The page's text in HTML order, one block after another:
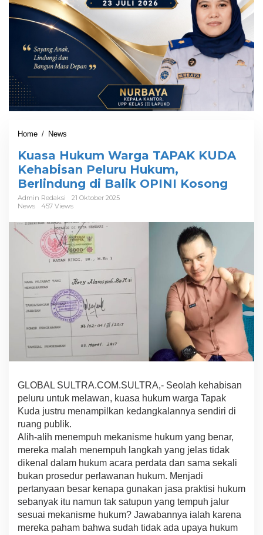
Home / News
a
s
a
H
k
m
W
a
r
g
a
T
A
P
A
K
U
K
e
h
i
s
a
n
P
e
l
u
r
Kuasa Hukum Warga TAPAK KUDA
Kehabisan Peluru Hukum,
Berlindung di Balik OPINI Kosong
Admin Redaksi
21 Oktober 2025
News
457 Views
GLOBAL SULTRA.COM.SULTRA,- Seolah kehabisan
peluru untuk melawan, kuasa hukum warga Tapak
Kuda justru menampilkan kedangkalannya sendiri di
ruang publik.
Alih-alih menempuh mekanisme hukum yang benar,
mereka malah menempuh langkah yang jelas tidak
dikenal dalam hukum acara perdata dan sama sekali
bukan prosedur perlawanan hukum. Menjadi
pertanyaan besar kenapa gunakan jasa praktisi hukum
sebanyak itu namun tak satupun yang tempuh jalur
sesuai mekanisme hukum? Jawabannya ialah karena
mereka paham bahwa sudah tidak ada upaya hukum